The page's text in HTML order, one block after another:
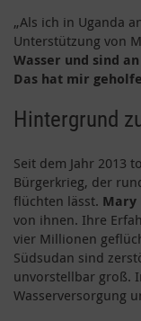
„Als ich in Uganda
Unterstützung von
Wasser und sind
Das hat mir
Hintergrund
Seit dem Jahr 2013
Bürgerkrieg, der
flüchten lässt. Mary
von ihnen. Ihre
vier Millionen
Südsudan sind
unvorstellbar groß.
Wasserversorgung